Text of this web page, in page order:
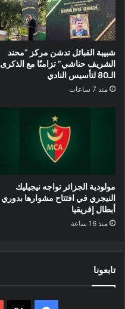
شبيبة القبائل تدشن مركز “محند
الشريف حناشي” تزامنًا مع الذكرى
الـ80 لتأسيس النادي
منذ 7 ساعات
مولودية الجزائر تواجه نيجيليك
النيجري في افتتاح مشوارها بدوري
أبطال إفريقيا
منذ 16 ساعة
تابعونا